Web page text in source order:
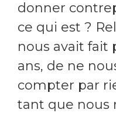
donner
ce qui est ?
nous avait fait
ans, de ne
compter par
tant que nous